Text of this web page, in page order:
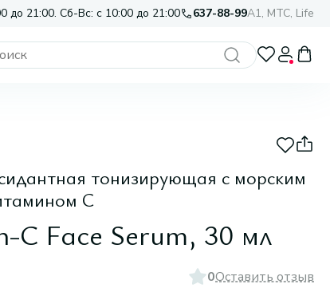
до 21:00. Сб-Вс: с 10:00 до 21:00 637-88-99A1, МТС, Life
тонизирующая с морским
С
Face Serum, 30 мл
0Оставить отзыв